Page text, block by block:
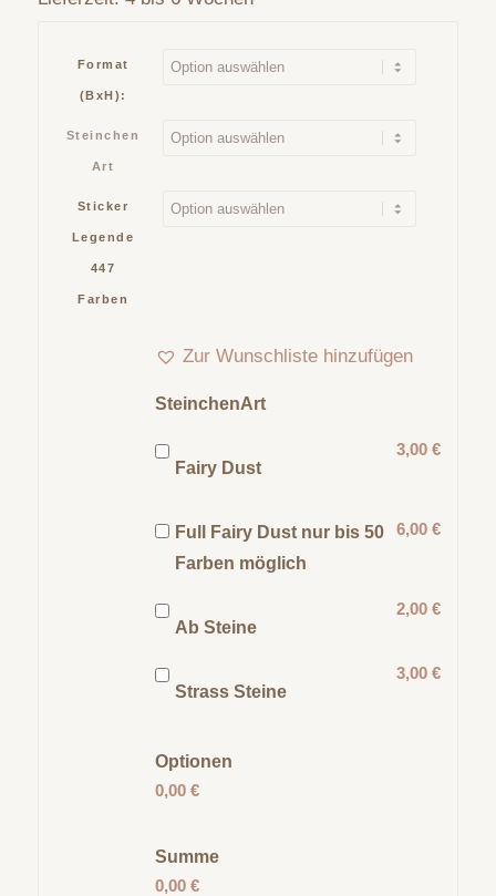
Format
(BxH):
Steinchen
Art
Sticker
Legende
447
Farben
Zur Wunschliste hinzufügen
SteinchenArt
Fairy Dust
3,00 €
Full Fairy Dust nur bis 50
Farben möglich
6,00 €
Ab Steine
2,00 €
Strass Steine
3,00 €
Optionen
0,00 €
Summe
0,00 €